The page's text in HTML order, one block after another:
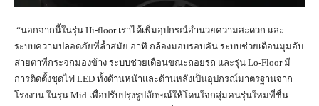
“นอกจากนี้ในรุ่น Hi-floor เราได้เพิ่มอุปกรณ์อำนวยความสะดวก และ
ระบบความปลอดภัยที่ล้ำสมัย อาทิ กล้องมอบรอบคัน ระบบช่วยเตือนมุมอับ
สายตาที่กระจกมองข้าง ระบบช่วยเตือนขณะถอยรถ และรุ่น Lo-Floor มี
การติดตั้งชุดไฟ LED ทั้งด้านหน้าและด้านหลังเป็นอุปกรณ์มาตรฐานจาก
โรงงาน ในรุ่น Mid เพื่อปรับปรุงรูปลักษณ์ให้โดนใจกลุ่มคนรุ่นใหม่ที่ชื่น